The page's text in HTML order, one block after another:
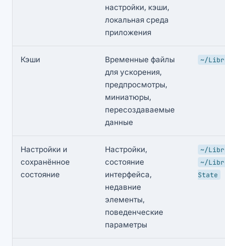
настройки, кэши,
локальная среда
приложения
Кэши
Временные файлы
для ускорения,
предпросмотры,
миниатюры,
пересоздаваемые
данные
~/
Настройки и
сохранённое
состояние
Настройки,
состояние
интерфейса,
недавние
элементы,
поведенческие
параметры
~/
~/
State